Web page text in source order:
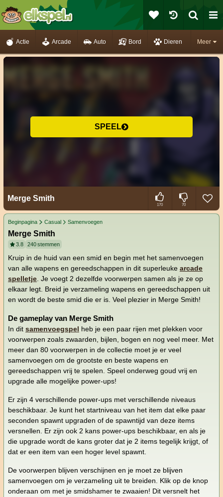
Meer
Actie Arcade Auto Bord Dieren
SPEEL
Merge Smith
170 70
Beginpagina Casual Samenvoegen
Merge Smith
3.8 240stemmen
Kruip in de huid van een smid en begin met het samenvoegen
van alle wapens en gereedschappen in dit superleuke arcade
spelletje. Je voegt 2 dezelfde voorwerpen samen als je ze op
elkaar legt. Breid je verzameling wapens en gereedschappen uit
en wordt de beste smid die er is. Veel plezier in Merge Smith!
De gameplay van Merge Smith
In dit samenvoegspel heb je een paar rijen met plekken voor
voorwerpen zoals zwaarden, bijlen, bogen en nog veel meer. Met
meer dan 80 voorwerpen in de collectie moet je er veel
samenvoegen om de grootste en beste wapens en
gereedschappen vrij te spelen. Speel onderweg goud vrij en
upgrade alle mogelijke power-ups!
Er zijn 4 verschillende power-ups met verschillende niveaus
beschikbaar. Je kunt het startniveau van het item dat elke paar
seconden spawnt upgraden of de spawntijd van deze items
versnellen. Er zijn ook 2 kans power-ups beschikbaar, en als je
die upgrade wordt de kans groter dat je 2 items tegelijk krijgt, of
dat er een item van een hoger level spawnt.
De voorwerpen blijven verschijnen en je moet ze blijven
samenvoegen om je verzameling uit te breiden. Klik op de knop
onderaan om met je smidshamer te zwaaien! Dit versnelt het